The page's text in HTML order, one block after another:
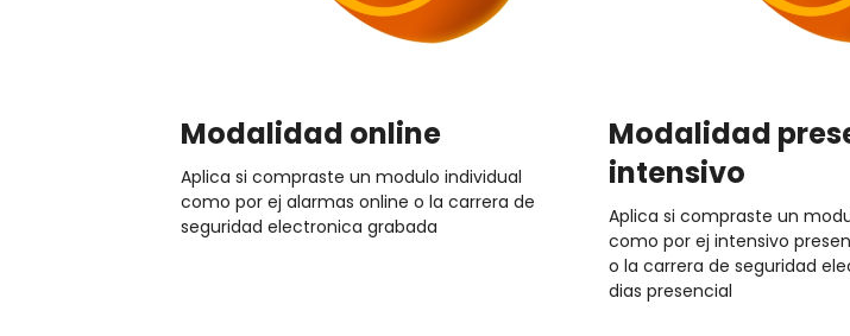
Modalidad online
Aplica si compraste un modulo individual
como por ej alarmas online o la carrera de
seguridad electronica grabada
Modalidad
intensivo
Aplica si compraste un
como por ej intensivo
o la carrera de seguridad
dias presencial